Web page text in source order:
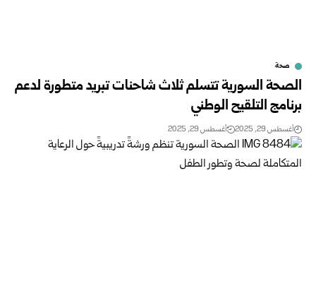
صحة
الصحة السورية تتسلم ثلاث شاحنات تبريد متطورة لدعم
برنامج التلقيح الوطني
أغسطس 29, 2025 أغسطس 29, 2025